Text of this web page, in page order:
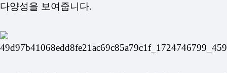
다양성을 보여줍니다.